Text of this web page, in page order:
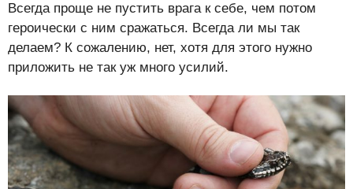
Всегда проще не пустить врага к себе, чем потом
героически с ним сражаться. Всегда ли мы так
делаем? К сожалению, нет, хотя для этого нужно
приложить не так уж много усилий.